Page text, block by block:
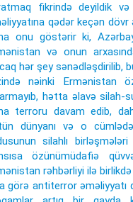
fikrində deyildik
qədər keçən
onu göstərir ki,
və onun
hər şey sənədləşdirilib,
nəinki Ermənistan
hətta əlavə
terroru davam edib,
dünyanı və o
silahlı
özünümüdafiə
rəhbərliyi ilə
görə antiterror əməliyyatı